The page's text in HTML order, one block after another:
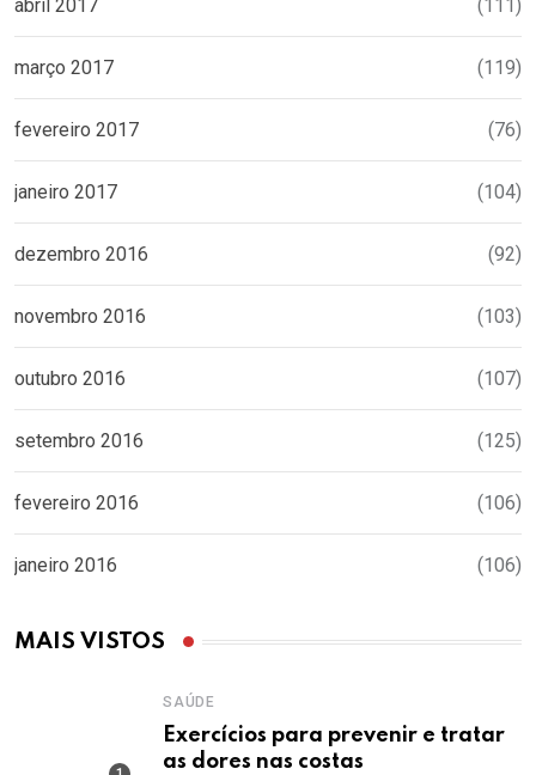
abril 2017 (111)
março 2017 (119)
fevereiro 2017 (76)
janeiro 2017 (104)
dezembro 2016 (92)
novembro 2016 (103)
outubro 2016 (107)
setembro 2016 (125)
fevereiro 2016 (106)
janeiro 2016 (106)
MAIS VISTOS
SAÚDE
Exercícios para prevenir e tratar
as dores nas costas